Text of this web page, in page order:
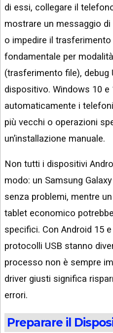
di essi, collegare il
mostrare un messaggio
o impedire il trasferimento
fondamentale per
(trasferimento file), debug
dispositivo. Windows 10
automaticamente i
più vecchi o operazioni
un’installazione manuale.
Non tutti i dispositivi
modo: un Samsung
senza problemi, mentre
tablet economico
specifici. Con Android 15
protocolli USB stanno
processo non è sempre
driver giusti significa
errori.
Preparare il